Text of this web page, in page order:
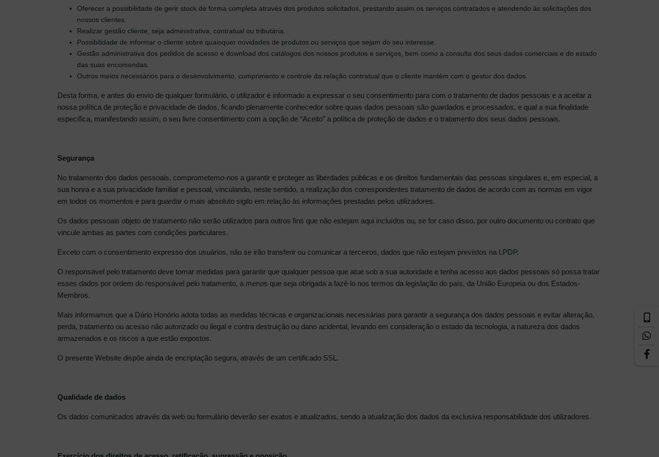
Oferecer a possibilidade de gerir stock de forma completa através dos produtos solicitados, prestando assim os serviços contratados e atendendo às solicitações dos
nossos clientes.
Realizar gestão cliente, seja administrativa, contratual ou tributária.
Possibilidade de informar o cliente sobre quaisquer novidades de produtos ou serviços que sejam do seu interesse.
Gestão administrativa dos pedidos de acesso e download dos catálogos dos nossos produtos e serviços, bem como a consulta dos seus dados comerciais e do estado
das suas encomendas.
Outros meios necessários para o desenvolvimento, cumprimento e controle da relação contratual que o cliente mantém com o gestor dos dados.
Desta forma, e antes do envio de qualquer formulário, o utilizador é informado a expressar o seu consentimento para com o tratamento de dados pessoais e a aceitar a
nossa política de proteção e privacidade de dados, ficando plenamente conhecedor sobre quais dados pessoais são guardados e processados, e qual a sua finalidade
específica, manifestando assim, o seu livre consentimento com a opção de “Aceito” a política de proteção de dados e o tratamento dos seus dados pessoais.
Segurança
No tratamento dos dados pessoais, comprometemo-nos a garantir e proteger as liberdades públicas e os direitos fundamentais das pessoas singulares e, em especial, a
sua honra e a sua privacidade familiar e pessoal, vinculando, neste sentido, a realização dos correspondentes tratamento de dados de acordo com as normas em vigor
em todos os momentos e para guardar o mais absoluto sigilo em relação às informações prestadas pelos utilizadores.
Os dados pessoais objeto de tratamento não serão utilizados para outros fins que não estejam aqui incluídos ou, se for caso disso, por outro documento ou contrato que
vincule ambas as partes com condições particulares.
Exceto com o consentimento expresso dos usuários, não se irão transferir ou comunicar a terceiros, dados que não estejam previstos na LPDP.
O responsável pelo tratamento deve tomar medidas para garantir que qualquer pessoa que atue sob a sua autoridade e tenha acesso aos dados pessoais só possa tratar
esses dados por ordem do responsável pelo tratamento, a menos que seja obrigada a fazê-lo nos termos da legislação do país, da União Europeia ou dos Estados-
Membros.
Mais informamos que a Dário Honório adota todas as medidas técnicas e organizacionais necessárias para garantir a segurança dos dados pessoais e evitar alteração,
perda, tratamento ou acesso não autorizado ou ilegal e contra destruição ou dano acidental, levando em consideração o estado da tecnologia, a natureza dos dados
armazenados e os riscos a que estão expostos.
O presente Website dispõe ainda de encriptação segura, através de um certificado SSL.
Qualidade de dados
Os dados comunicados através da web ou formulário deverão ser exatos e atualizados, sendo a atualização dos dados da exclusiva responsabilidade dos utilizadores.